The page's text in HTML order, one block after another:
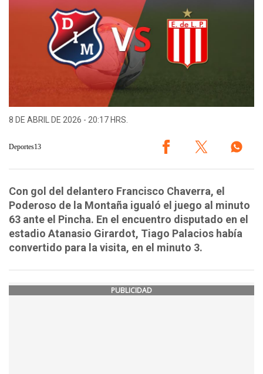
8 DE ABRIL DE 2026 - 20:17 HRS.
Deportes13
Con gol del delantero Francisco Chaverra, el
Poderoso de la Montaña igualó el juego al minuto
63 ante el Pincha. En el encuentro disputado en el
estadio Atanasio Girardot, Tiago Palacios había
convertido para la visita, en el minuto 3.
PUBLICIDAD